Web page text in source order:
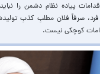
پیاده نظام دشمن را
صرفاً فلان مطلبِ کذبِ
کوچکی نیست.